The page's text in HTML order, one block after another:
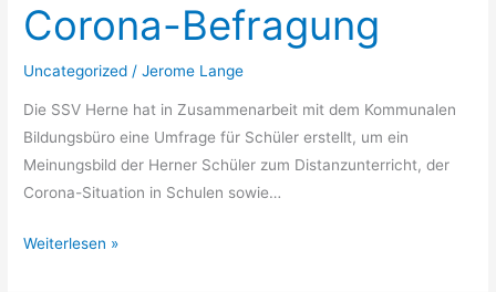
Corona-Befragung
Uncategorized /Jerome Lange
Die SSV Herne hat in Zusammenarbeit mit dem Kommunalen
Bildungsbüro eine Umfrage für Schüler erstellt, um ein
Meinungsbild der Herner Schüler zum Distanzunterricht, der
Corona-Situation in Schulen sowie…
Weiterlesen »